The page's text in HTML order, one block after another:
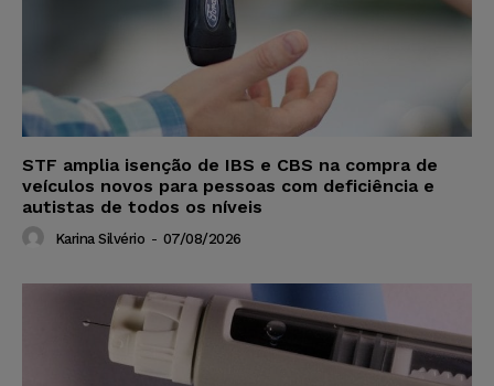
STF amplia isenção de IBS e CBS na compra de
veículos novos para pessoas com deficiência e
autistas de todos os níveis
Karina Silvério - 07/08/2026